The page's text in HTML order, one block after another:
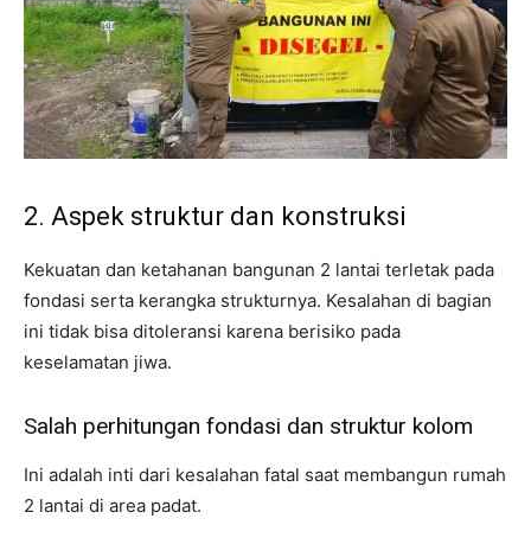
2. Aspek struktur dan konstruksi
Kekuatan dan ketahanan bangunan 2 lantai terletak pada
fondasi serta kerangka strukturnya. Kesalahan di bagian
ini tidak bisa ditoleransi karena berisiko pada
keselamatan jiwa.
Salah perhitungan fondasi dan struktur kolom
Ini adalah inti dari kesalahan fatal saat membangun rumah
2 lantai di area padat.